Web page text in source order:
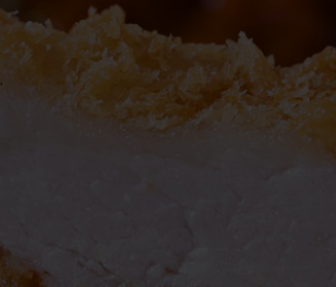
상생창업연구소
가맹절차
가맹비용
창업FAQ
창업문의 주문방법
매장찾기